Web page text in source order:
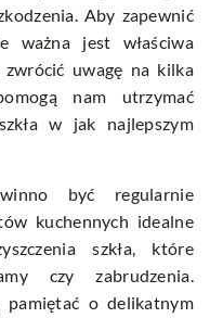
Aby zapewnić
ważna jest właściwa
uwagę na kilka
nam utrzymać
w jak najlepszym
być regularnie
kuchennych idealne
szkła, które
czy zabrudzenia.
pamiętać o delikatnym